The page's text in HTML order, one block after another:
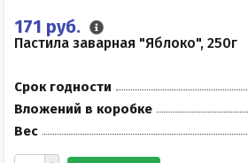
171 руб.
Пастила заварная "Яблоко", 250г
Срок годности
Вложений в коробке
Вес